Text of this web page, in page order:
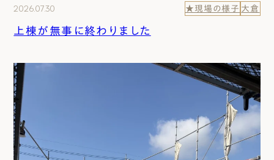
2026.07.30 ★現場の様子 大倉
上棟が無事に終わりました